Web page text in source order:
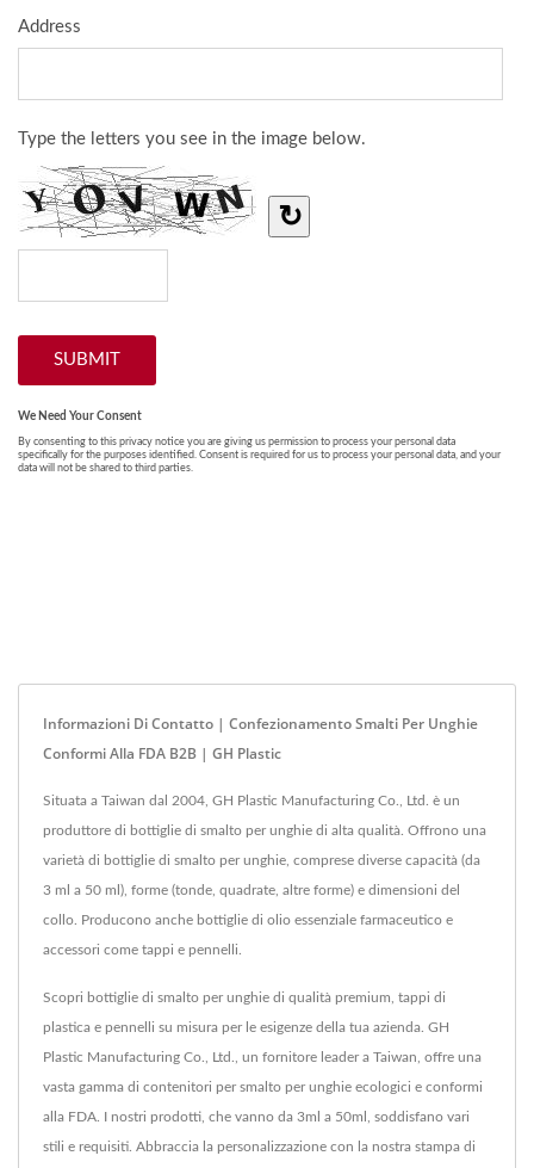
Informazioni Di Contatto | Confezionamento Smalti Per Unghie
Conformi Alla FDA B2B | GH Plastic
Situata a Taiwan dal 2004, GH Plastic Manufacturing Co., Ltd. è un
produttore di bottiglie di smalto per unghie di alta qualità. Offrono una
varietà di bottiglie di smalto per unghie, comprese diverse capacità (da
3 ml a 50 ml), forme (tonde, quadrate, altre forme) e dimensioni del
collo. Producono anche bottiglie di olio essenziale farmaceutico e
accessori come tappi e pennelli.
Scopri bottiglie di smalto per unghie di qualità premium, tappi di
plastica e pennelli su misura per le esigenze della tua azienda. GH
Plastic Manufacturing Co., Ltd., un fornitore leader a Taiwan, offre una
vasta gamma di contenitori per smalto per unghie ecologici e conformi
alla FDA. I nostri prodotti, che vanno da 3ml a 50ml, soddisfano vari
stili e requisiti. Abbraccia la personalizzazione con la nostra stampa di